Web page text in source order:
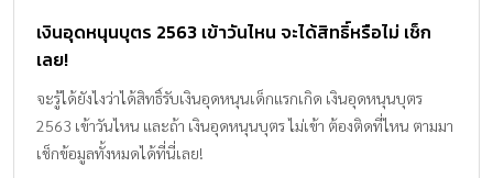
เงินอุดหนุนบุตร 2563 เข้าวันไหน จะได้สิทธิ์หรือไม่ เช็ก
เลย!
จะรู้ได้ยังไงว่าได้สิทธิ์รับเงินอุดหนุนเด็กแรกเกิด เงินอุดหนุนบุตร
2563 เข้าวันไหน และถ้า เงินอุดหนุนบุตร ไม่เข้า ต้องติดที่ไหน ตามมา
เช็กข้อมูลทั้งหมดได้ที่นี่เลย!